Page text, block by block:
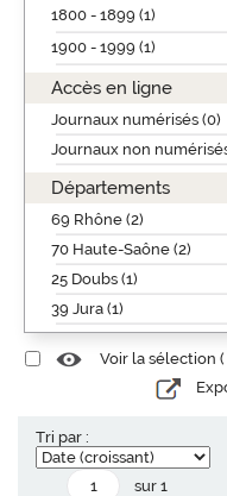
1800 - 1899 (1)
1900 - 1999 (1)
Accès en ligne
Journaux numérisés (0)
Journaux non
Départements
69 Rhône (2)
70 Haute-Saône (2)
25 Doubs (1)
39 Jura (1)
Voir la sélection (
Tri par :
sur 1